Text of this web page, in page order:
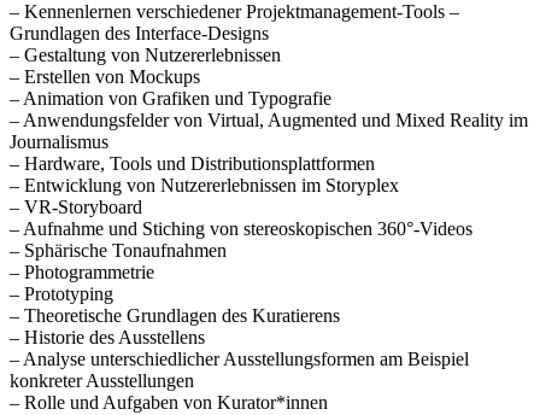
– Kennenlernen verschiedener Projektmanagement-Tools –
Grundlagen des Interface-Designs
– Gestaltung von Nutzererlebnissen
– Erstellen von Mockups
– Animation von Grafiken und Typografie
– Anwendungsfelder von Virtual, Augmented und Mixed Reality im
Journalismus
– Hardware, Tools und Distributionsplattformen
– Entwicklung von Nutzererlebnissen im Storyplex
– VR-Storyboard
– Aufnahme und Stiching von stereoskopischen 360°-Videos
– Sphärische Tonaufnahmen
– Photogrammetrie
– Prototyping
– Theoretische Grundlagen des Kuratierens
– Historie des Ausstellens
– Analyse unterschiedlicher Ausstellungsformen am Beispiel
konkreter Ausstellungen
– Rolle und Aufgaben von Kurator*innen